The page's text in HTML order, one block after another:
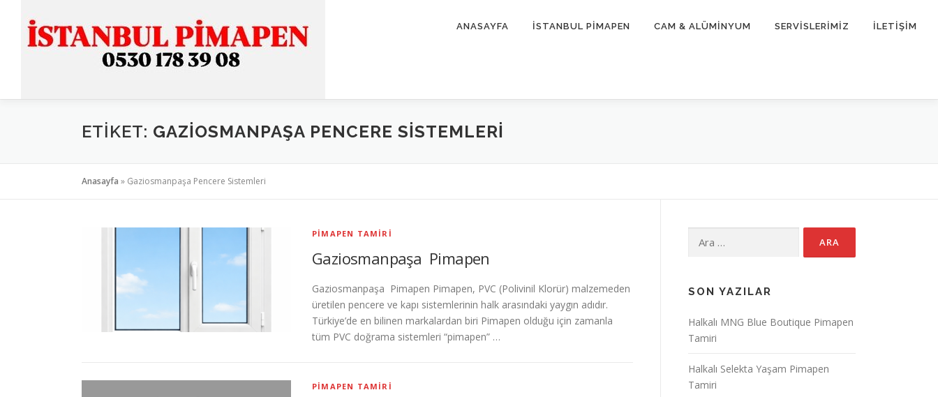
ANASAYFA İSTANBUL PİMAPEN CAM & ALÜMİNYUM SERVİSLERİMİZ İLETİŞİM
ETIKET: GAZIOSMANPAŞA PENCERE SISTEMLERI
Anasayfa » Gaziosmanpaşa Pencere Sistemleri
PIMAPEN TAMIRI
Gaziosmanpaşa Pimapen
Gaziosmanpaşa Pimapen Pimapen, PVC (Polivinil Klorür) malzemeden
üretilen pencere ve kapı sistemlerinin halk arasındaki yaygın adıdır.
Türkiye’de en bilinen markalardan biri Pimapen olduğu için zamanla
tüm PVC doğrama sistemleri “pimapen” …
PIMAPEN TAMIRI
SON YAZILAR
Halkalı MNG Blue Boutique Pimapen
Tamiri
Halkalı Selekta Yaşam Pimapen
Tamiri